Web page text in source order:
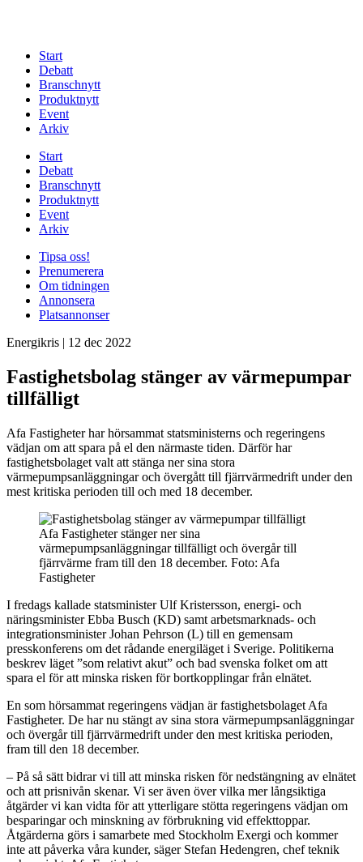
Start
Debatt
Branschnytt
Produktnytt
Event
Arkiv
Start
Debatt
Branschnytt
Produktnytt
Event
Arkiv
Tipsa oss!
Prenumerera
Om tidningen
Annonsera
Platsannonser
Energikris | 12 dec 2022
Fastighetsbolag stänger av värmepumpar
tillfälligt
Afa Fastigheter har hörsammat statsministerns och regeringens
vädjan om att spara på el den närmaste tiden. Därför har
fastighetsbolaget valt att stänga ner sina stora
värmepumpsanläggningar och övergått till fjärrvärmedrift under den
mest kritiska perioden till och med 18 december.
Afa Fastigheter stänger ner sina
värmepumpsanläggningar tillfälligt och övergår till
fjärrvärme fram till den 18 december. Foto: Afa
Fastigheter
I fredags kallade statsminister Ulf Kristersson, energi- och
näringsminister Ebba Busch (KD) samt arbetsmarknads- och
integrationsminister Johan Pehrson (L) till en gemensam
presskonferens om det rådande energiläget i Sverige. Politikerna
beskrev läget ”som relativt akut” och bad svenska folket om att
spara el för att minska risken för bortkopplingar från elnätet.
En som hörsammat regeringens vädjan är fastighetsbolaget Afa
Fastigheter. De har nu stängt av sina stora värmepumpsanläggningar
och övergår till fjärrvärmedrift under den mest kritiska perioden,
fram till den 18 december.
– På så sätt bidrar vi till att minska risken för nedstängning av elnätet
och att prisnivån skenar. Vi ser även över vilka mer långsiktiga
åtgärder vi kan vidta för att ytterligare stötta regeringens vädjan om
besparingar och minskning av förbrukning vid effekttoppar.
Åtgärderna görs i samarbete med Stockholm Exergi och kommer
inte att påverka våra kunder, säger Stefan Hedengren, chef teknik